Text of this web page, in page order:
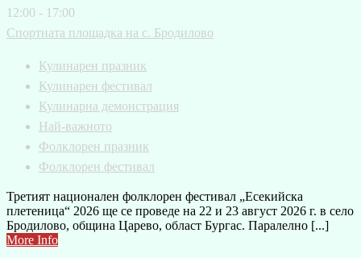
12:00 - 17:00
Спортната площадка на с. Бродилово
Кулинарен празник
Кулинарен фестивал
Кулинарна демонстрация
Най-важното
Фолклорен празник
Фолклорен фестивал
Третият национален фолклорен фестивал „Есекийска
плетеница“ 2026 ще се проведе на 22 и 23 август 2026 г. в село
Бродилово, община Царево, област Бургас. Паралелно [...]
More Info